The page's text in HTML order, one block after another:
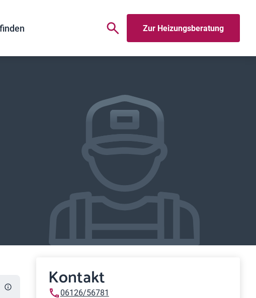
Zur Heizungsberatung
Kontakt
06126/56781